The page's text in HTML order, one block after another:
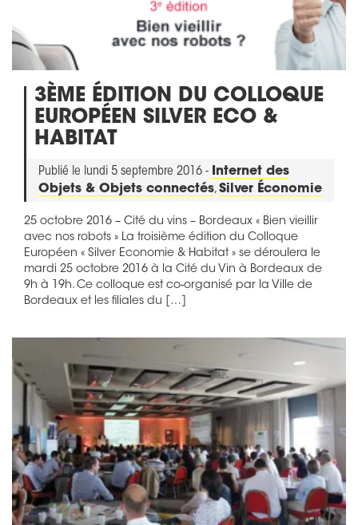
3ÈME ÉDITION DU COLLOQUE
EUROPÉEN SILVER ECO &
HABITAT
Publié le lundi 5 septembre 2016 -
Internet des
Objets & Objets connectés,Silver Économie
25 octobre 2016 – Cité du vins – Bordeaux « Bien vieillir
avec nos robots » La troisième édition du Colloque
Européen « Silver Economie & Habitat » se déroulera le
mardi 25 octobre 2016 à la Cité du Vin à Bordeaux de
9h à 19h. Ce colloque est co-organisé par la Ville de
Bordeaux et les filiales du […]